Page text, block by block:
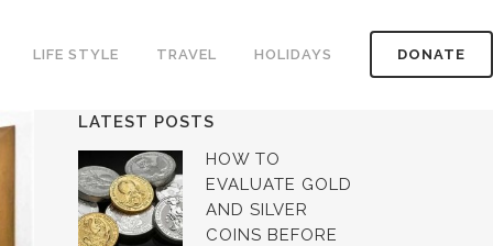
DONATE
LIFE STYLE TRAVEL HOLIDAYS
LATEST POSTS
HOW TO
EVALUATE GOLD
AND SILVER
COINS BEFORE